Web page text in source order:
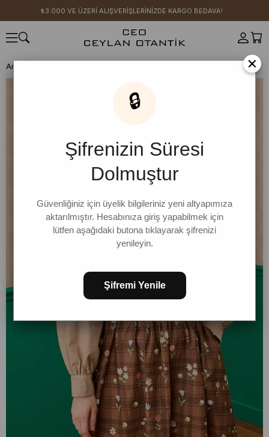
₺3.000 VE ÜZERİ ALIŞVERİŞLERİNİZDE KARGO BEDAVA!
Anasayfa ×
🔒
Şifrenizin Süresi
Dolmuştur
Güvenliğiniz için üyelik bilgileriniz yeni altyapımıza
aktarılmıştır. Hesabınıza giriş yapabilmek için
lütfen aşağıdaki butona tıklayarak şifrenizi
yenileyin.
Şifremi Yenile